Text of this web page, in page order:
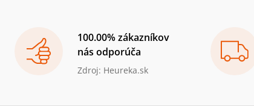
100.00% zákazníkov
nás odporúča
Zdroj: Heureka.sk